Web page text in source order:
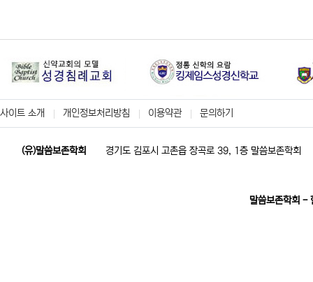
사이트 소개 개인정보처리방침 이용약관 문의하기
(유)말씀보존학회 경기도 김포시 고촌읍 장곡로 39, 1층 말씀보존학회
말씀보존학회 -